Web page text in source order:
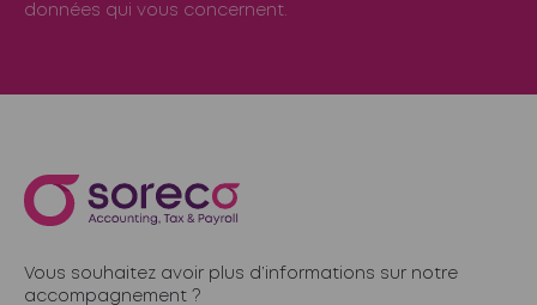
données qui vous concernent.
Vous souhaitez avoir plus d’informations sur notre
accompagnement ?